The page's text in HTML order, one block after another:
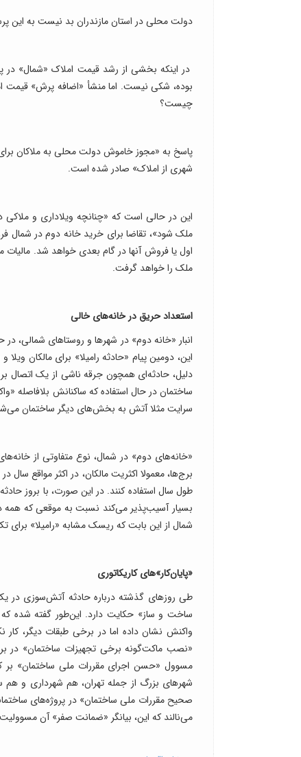
دولت محلی در استان مازندران بد نیست به
در اینکه بخشی از رشد قیمت املاک «شمال»
بوده، شکی نیست. اما منشأ «اضافه پرش» قیمت
چیست؟
پاسخ به «مجوز خاموش دولت محلی به ملاکان
شهری از املاک» صادر شده است.
این در حالی است که «چنانچه ویلاداری و
ملک شود»، تقاضا برای خرید خانه دوم در شمال
اول یا فروش آنها در گام بعدی خواهد شد.
ملک را خواهد گرفت.
استعداد حریق در خانه‌های خالی
انبار «خانه دوم» در شهرها و روستاهای شمالی،
این، دومین پیام «حادثه رامیلا» برای مالکان
دلیل، حادثه‌‌ای همچون جرقه ناشی از یک اتصال
ساختمان در حال استفاده که ساکنانش بلافاصله
سرایت مثلا آتش به بخش‌های دیگر ساختمان
«خانه‌های دوم» در شمال، نوع متفاوتی از
برج‌ها، معمولا اکثریت مالکان، در اکثر مواقع
طول سال استفاده کنند. در این صورت، با بروز
بسیار آسیب‌‌پذیر می‌کند نسبت به موقعی که همه
شمال از این بابت که ریسک مشابه «رامیلا» برای
«پایان‌‌کار»های کاریکاتوری
طی روزهای گذشته درباره حادثه آتش‌‌سوزی در
ساخت و ساز» حکایت دارد. این‌طور گفته شده
واکنش نشان داده اما در برخی طبقات دیگر،
«نصب ماکت‌‌گونه برخی تجهیزات ساختمان» در
مسوول «حسن اجرای مقررات ملی ساختمان» بر
شهرهای بزرگ از جمله تهران، هم شهرداری و هم
صحیح مقررات ملی ساختمان» در پروژه‌های
می‌‌نالند که این، بیانگر «ضمانت صفر» آن